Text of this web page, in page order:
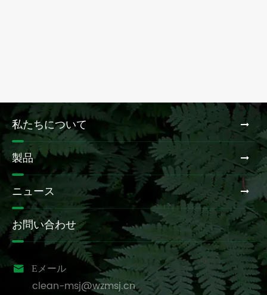
私たちについて
製品
ニュース
お問い合わせ
 Eメール
clean-msj@wzmsj.cn